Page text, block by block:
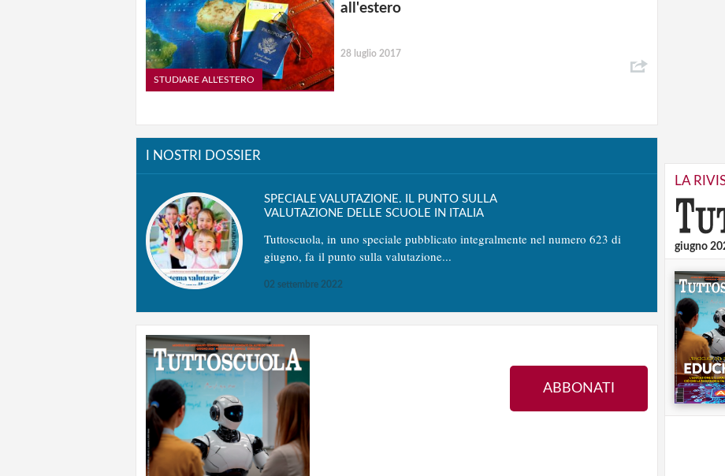
STUDIARE ALL'ESTERO
all'estero
28 luglio 2017
I NOSTRI DOSSIER
SPECIALE VALUTAZIONE. IL PUNTO SULLA
VALUTAZIONE DELLE SCUOLE IN ITALIA
Tuttoscuola, in uno speciale pubblicato integralmente nel numero 623 di
giugno, fa il punto sulla valutazione...
02 settembre 2022
ABBONATI
LA
giugno